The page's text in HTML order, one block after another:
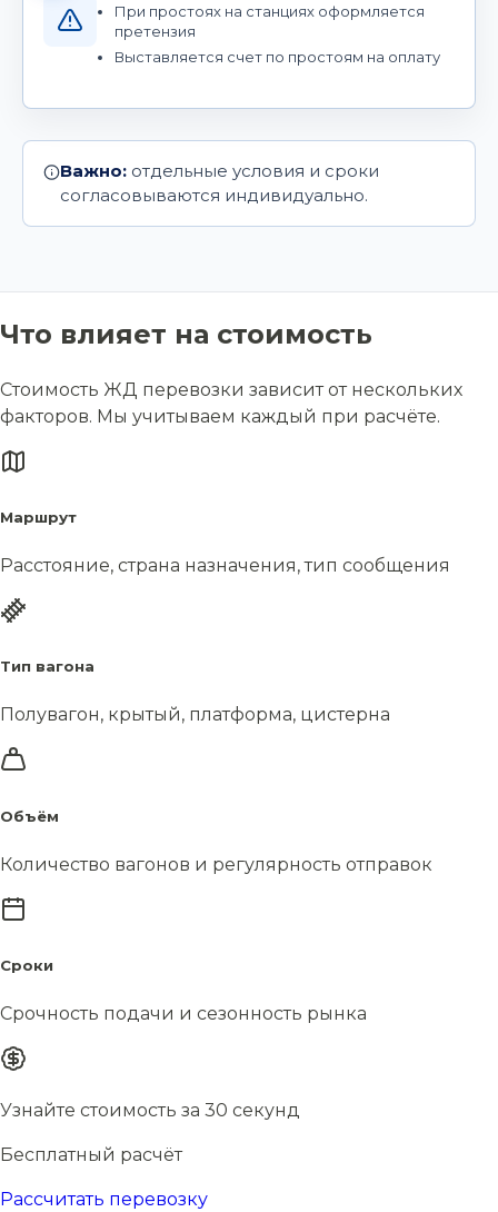
При простоях на станциях оформляется
претензия
Выставляется счет по простоям на оплату
Важно: отдельные условия и сроки
согласовываются индивидуально.
Что влияет на стоимость
Стоимость ЖД перевозки зависит от нескольких
факторов. Мы учитываем каждый при расчёте.
Маршрут
Расстояние, страна назначения, тип сообщения
Тип вагона
Полувагон, крытый, платформа, цистерна
Объём
Количество вагонов и регулярность отправок
Сроки
Срочность подачи и сезонность рынка
Узнайте стоимость за 30 секунд
Бесплатный расчёт
Рассчитать перевозку